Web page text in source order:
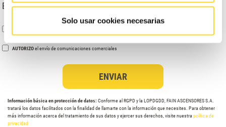
Solo usar cookies necesarias
Escribe tu dirección
con mayor detalle en la Política de Privacidad.
AUTORIZOel envío de comunicaciones comerciales
Información básica en protección de datos: Conforme al RGPD y la LOPDGDD, FAIN ASCENSORES S.A.
tratará los datos facilitados con la finalidad de llamarte con la información que necesites. Para obtener
más información acerca del tratamiento de sus datos y ejercer sus derechos, visite nuestrapolítica de
privacidad